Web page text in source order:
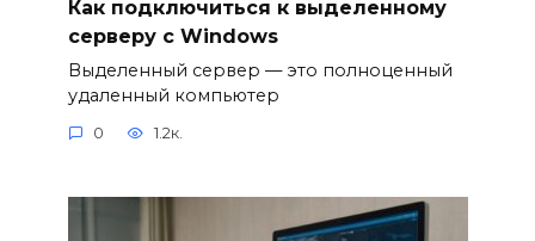
Как подключиться к выделенному
серверу с Windows
Выделенный сервер — это полноценный
удаленный компьютер
0 1.2к.